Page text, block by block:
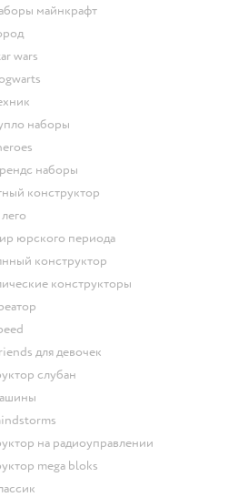
майнкрафт
wars
наборы
наборы
конструктор
лего
юрского периода
конструктор
конструкторы
для девочек
слубан
на радиоуправлении
mega bloks